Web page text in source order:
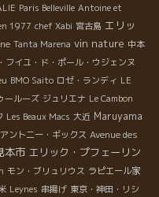
Paris Belleville Antoine et
1977 chef Xabi 宮古島 エリッ
Tanta Marena vin nature 中本
フイユ・ド・ポール・ウジェンヌ
BMO Saito ロゼ・ランディ LE
ールーズ ジュリエナ Le Cambon
Les Beaux Macs 大近 Maruyama
アントニー・ギックス Avenue des
本市 エリック・プフェーリン
モン・ブリュリウス ラピエール家
Leynes 串揚げ 東京・神田・リシ